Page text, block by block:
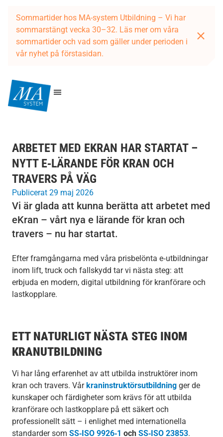
Sommartider hos MA-system Utbildning – Vi har
sommarstängt vecka 30–32. Läs mer om våra
sommartider och vad som gäller under perioden i
vår nyhet på förstasidan.
ARBETET MED EKRAN HAR STARTAT –
NYTT E‑LÄRANDE FÖR KRAN OCH
TRAVERS PÅ VÄG
Publicerat 29 maj 2026
Vi är glada att kunna berätta att arbetet med
eKran – vårt nya e lärande för kran och
travers – nu har startat.
Efter framgångarna med våra prisbelönta e‑utbildningar
inom lift, truck och fallskydd tar vi nästa steg: att
erbjuda en modern, digital utbildning för kranförare och
lastkopplare.
ETT NATURLIGT NÄSTA STEG INOM
KRANUTBILDNING
Vi har lång erfarenhet av att utbilda instruktörer inom
kran och travers. Vår kraninstruktörsutbildning ger de
kunskaper och färdigheter som krävs för att utbilda
kranförare och lastkopplare på ett säkert och
professionellt sätt – i enlighet med internationella
standarder som SS‑ISO 9926‑1 och SS‑ISO 23853.